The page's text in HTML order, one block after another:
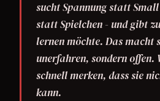
sucht Spannung statt
statt Spielchen - und gibt
lernen möchte. Das macht
unerfahren, sondern offen.
schnell merken, dass sie
kann.